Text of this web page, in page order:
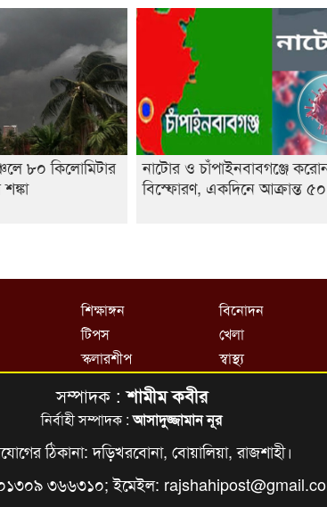
৮০ কিলোমিটার
নাটোর ও চাঁপাইনবাবগঞ্জে
বিস্ফোরণ, একদিনে আক্রান্ত ৫০
শিক্ষাঙ্গন
টিপস
স্কলারশীপ
বিনোদন
খেলা
স্বাস্থ্য
সম্পাদক : শামীম কবীর
নির্বাহী সম্পাদক :আসাদুজ্জামান নূর
ঠিকানা: দড়িখরবোনা, বোয়ালিয়া, রাজশাহী।
৩৬৬৩১০; ইমেইল: